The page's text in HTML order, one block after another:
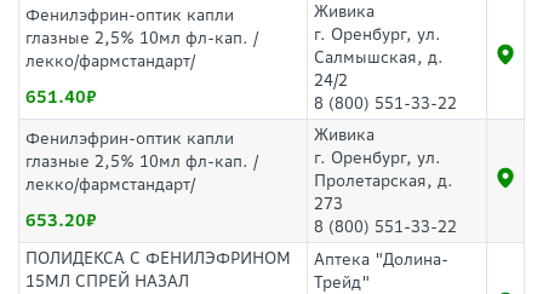
Фенилэфрин-оптик капли
глазные 2,5% 10мл фл-кап. /
лекко/фармстандарт/
651.40
Живика
г. Оренбург, ул.
Салмышская, д.
24/2
8 (800) 551-33-22
Фенилэфрин-оптик капли
глазные 2,5% 10мл фл-кап. /
лекко/фармстандарт/
653.20
Живика
г. Оренбург, ул.
Пролетарская, д.
273
8 (800) 551-33-22
ПОЛИДЕКСА С ФЕНИЛЭФРИНОМ
15МЛ СПРЕЙ НАЗАЛ
Аптека "Долина-
Трейд"